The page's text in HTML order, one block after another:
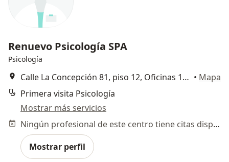
Renuevo Psicología SPA
Psicología
Calle La Concepción 81, piso 12, Oficinas 1206 y 1207,, Providencia • Mapa
Primera visita Psicología
Mostrar más servicios
Ningún profesional de este centro tiene citas disponibles
Mostrar perfil